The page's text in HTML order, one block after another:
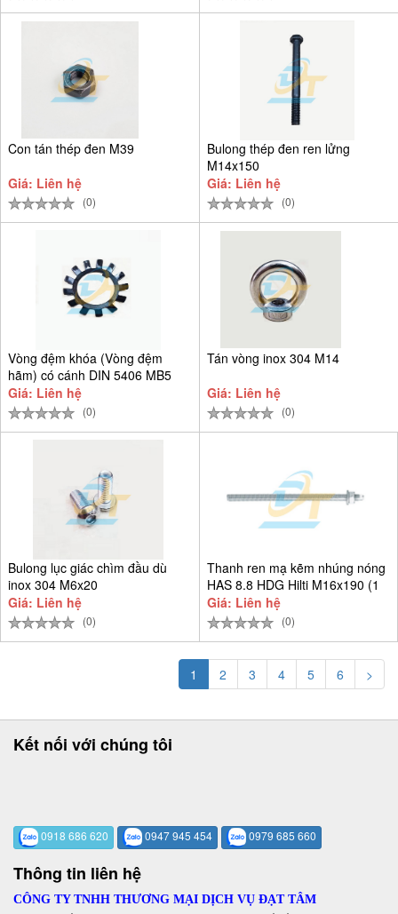
Con tán thép đen M39
Giá: Liên hệ
(0)
Bulong thép đen ren lửng
M14x150
Giá: Liên hệ
(0)
Vòng đệm khóa (Vòng đệm
hãm) có cánh DIN 5406 MB5
D25
Giá: Liên hệ
(0)
Tán vòng inox 304 M14
Giá: Liên hệ
(0)
Bulong lục giác chìm đầu dù
inox 304 M6x20
Giá: Liên hệ
(0)
Thanh ren mạ kẽm nhúng nóng
HAS 8.8 HDG Hilti M16x190 (1
Giá: Liên hệ
(0)
1 2 3 4 5 6 >
Kết nối với chúng tôi
0918 686 620 0947 945 454 0979 685 660
Thông tin liên hệ
CÔNG TY TNHH THƯƠNG MẠI DỊCH VỤ ĐẠT TÂM